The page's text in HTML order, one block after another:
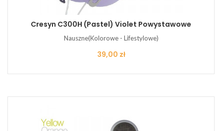
Cresyn C300H (pastel) Violet Powystawowe
Nauszne(Kolorowe - Lifestylowe)
Cena
39,00 zł